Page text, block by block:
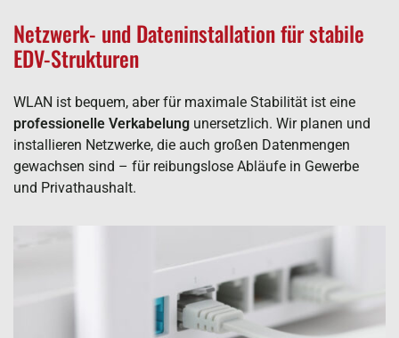
Netzwerk- und Dateninstallation für stabile
EDV-Strukturen
WLAN ist bequem, aber für maximale Stabilität ist eine
professionelle Verkabelung unersetzlich. Wir planen und
installieren Netzwerke, die auch großen Datenmengen
gewachsen sind – für reibungslose Abläufe in Gewerbe
und Privathaushalt.